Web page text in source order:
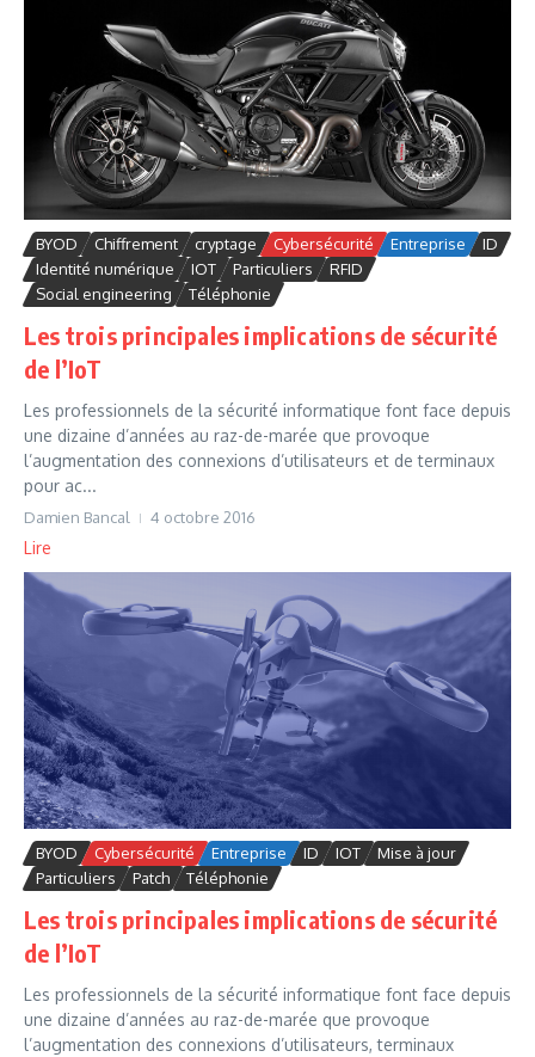
BYOD Chiffrement cryptage Cybersécurité Entreprise
ID
Identité numérique
IOT Particuliers
RFID
Social engineering
Téléphonie
Les trois principales implications de sécurité
de l’IoT
Les professionnels de la sécurité informatique font face depuis
une dizaine d’années au raz-de-marée que provoque
l’augmentation des connexions d’utilisateurs et de terminaux
pour ac...
Damien Bancal 4 octobre 2016
Lire
BYOD Cybersécurité Entreprise ID IOT
Mise à jour
Particuliers
Patch Téléphonie
Les trois principales implications de sécurité
de l’IoT
Les professionnels de la sécurité informatique font face depuis
une dizaine d’années au raz-de-marée que provoque
l’augmentation des connexions d’utilisateurs, terminaux